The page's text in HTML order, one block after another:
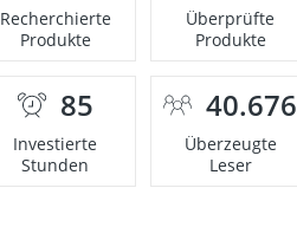
Recherchierte
Produkte
Überprüfte
Produkte
85
Investierte
Stunden
40.676
Überzeugte
Leser